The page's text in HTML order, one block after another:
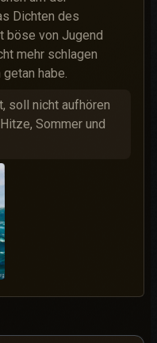
Dichten des
böse von Jugend
mehr schlagen
habe.
soll nicht aufhören
Sommer und